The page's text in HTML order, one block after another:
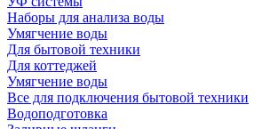
Наборы для анализа воды
Умягчение воды
Для бытовой техники
Для коттеджей
Умягчение воды
Все для подключения бытовой техники
Водоподготовка